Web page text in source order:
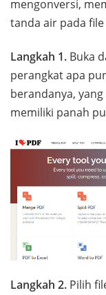
mengonversi,
tanda air pada
Langkah 1. Buka
perangkat apa
berandanya,
memiliki panah
Langkah 2. Pilih